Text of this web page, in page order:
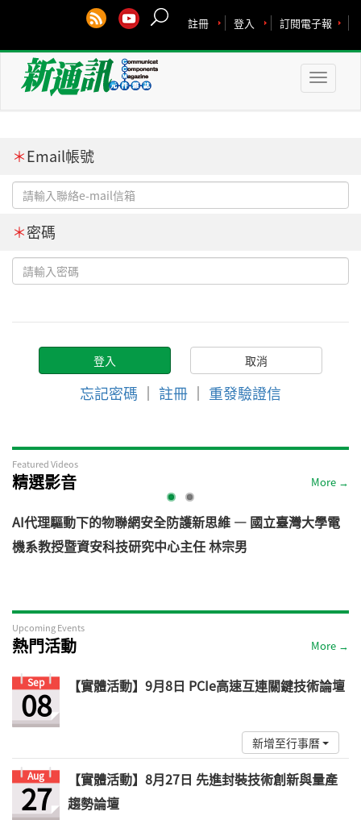
訂閱電子報
登入
註冊
Toggle
＊Email帳號
＊密碼
忘記密碼 ｜ 註冊 ｜ 重發驗證信
Featured Videos
精選影音 More →
AI代理驅動下的物聯網安全防護新思維 — 國立臺灣大學電
機系教授暨資安科技研究中心主任 林宗男
Upcoming Events
熱門活動 More →
Sep
08 【實體活動】9月8日 PCIe高速互連關鍵技術論壇
新增至行事曆
Aug
27
【實體活動】8月27日 先進封裝技術創新與量產
趨勢論壇